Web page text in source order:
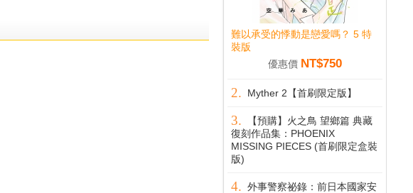
難以承受的悸動是戀愛嗎？ 5 特
裝版
優惠價 NT$750
Myther 2【首刷限定版】
【預購】火之鳥 望鄉篇 典藏
復刻作品集：PHOENIX
MISSING PIECES (首刷限定盒裝
版)
外事警察祕錄：前日本國家安